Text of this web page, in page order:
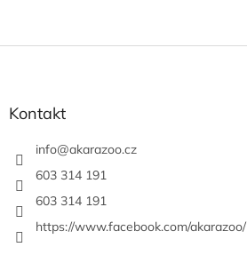
Kontakt
info@akarazoo.cz
603 314 191
603 314 191
https://www.facebook.com/akarazoo/